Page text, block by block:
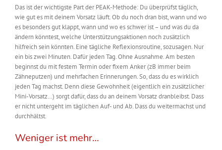
Das ist der wichtigste Part der PEAK-Methode: Du überprüfst täglich,
wie gut es mit deinem Vorsatz läuft. Ob du noch dran bist, wann und wo
es besonders gut klappt, wann und wo es schwer ist – und was du da
ändern könntest, welche Unterstützungsaktionen noch zusätzlich
hilfreich sein könnten. Eine tägliche Reflexionsroutine, sozusagen. Nur
ein bis zwei Minuten. Dafür jeden Tag. Ohne Ausnahme. Am besten
beginnst du mit festem Termin oder fixem Anker (zB immer beim
Zähneputzen) und mehrfachen Erinnerungen. So, dass du es wirklich
jeden Tag machst. Denn diese Gewohnheit (eigentlich ein zusätzlicher
Mini-Vorsatz…) sorgt dafür, dass du an deinem Vorsatz dranbleibst. Dass
er nicht untergeht im täglichen Auf- und Ab. Dass du weitermachst und
durchhältst.
Weniger ist mehr…